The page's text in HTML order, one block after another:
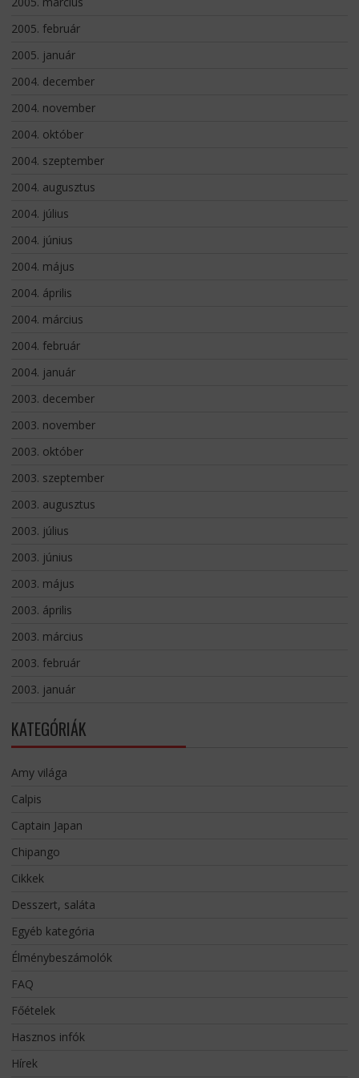
2005. február
2005. január
2004. december
2004. november
2004. október
2004. szeptember
2004. augusztus
2004. július
2004. június
2004. május
2004. április
2004. március
2004. február
2004. január
2003. december
2003. november
2003. október
2003. szeptember
2003. augusztus
2003. július
2003. június
2003. május
2003. április
2003. március
2003. február
2003. január
KATEGÓRIÁK
Amy világa
Calpis
Captain Japan
Chipango
Cikkek
Desszert, saláta
Egyéb kategória
Élménybeszámolók
FAQ
Főételek
Hasznos infók
Hírek